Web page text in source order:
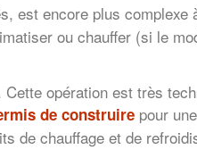
est encore plus complexe
ou chauffer (si le
opération est très
de construire pour
de chauffage et de